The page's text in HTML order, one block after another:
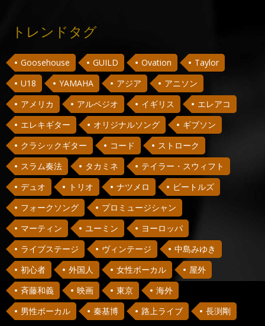
トレンドタグ
Goosehouse GUILD Ovation
Taylor
U18
YAMAHA アジア
アニソン
アメリカ
アルペジオ イギリス
エレアコ
エレキギター
オリジナルソング
ギブソン
クラシックギター
コード
ストローク
スラム奏法
タカミネ
テイラー・スウィフト
デュオ
トリオ ナツメロ
ビートルズ
フォークソング
プロミュージシャン
マーティン
ユーミン
ヨーロッパ
ライブステージ
ヴィンテージ
中島みゆき
初心者
外国人 女性ボーカル
屋外
斉藤和義
映画 東京
海外
男性ボーカル
秦基博 路上ライブ 長渕剛